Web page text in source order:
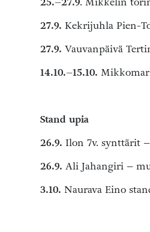
27.9. Kekrijuhla Pien-
27.9. Vauvanpäivä
14.10.–15.10.
Stand upia
26.9. Ilon 7v. synttärit
26.9. Ali Jahangiri –
3.10. Naurava Eino